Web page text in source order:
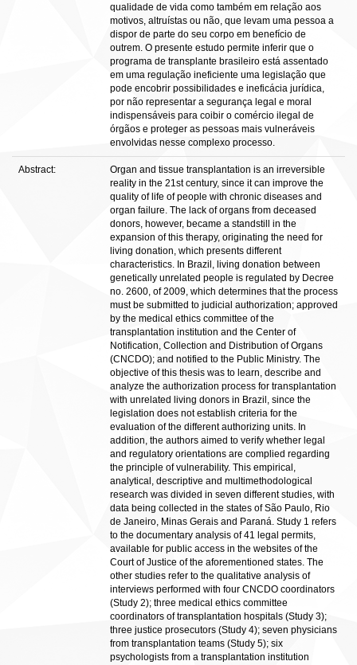
qualidade de vida como também em relação aos
motivos, altruístas ou não, que levam uma pessoa a
dispor de parte do seu corpo em benefício de
outrem. O presente estudo permite inferir que o
programa de transplante brasileiro está assentado
em uma regulação ineficiente uma legislação que
pode encobrir possibilidades e ineficácia jurídica,
por não representar a segurança legal e moral
indispensáveis para coibir o comércio ilegal de
órgãos e proteger as pessoas mais vulneráveis
envolvidas nesse complexo processo.
Abstract:
Organ and tissue transplantation is an irreversible
reality in the 21st century, since it can improve the
quality of life of people with chronic diseases and
organ failure. The lack of organs from deceased
donors, however, became a standstill in the
expansion of this therapy, originating the need for
living donation, which presents different
characteristics. In Brazil, living donation between
genetically unrelated people is regulated by Decree
no. 2600, of 2009, which determines that the process
must be submitted to judicial authorization; approved
by the medical ethics committee of the
transplantation institution and the Center of
Notification, Collection and Distribution of Organs
(CNCDO); and notified to the Public Ministry. The
objective of this thesis was to learn, describe and
analyze the authorization process for transplantation
with unrelated living donors in Brazil, since the
legislation does not establish criteria for the
evaluation of the different authorizing units. In
addition, the authors aimed to verify whether legal
and regulatory orientations are complied regarding
the principle of vulnerability. This empirical,
analytical, descriptive and multimethodological
research was divided in seven different studies, with
data being collected in the states of São Paulo, Rio
de Janeiro, Minas Gerais and Paraná. Study 1 refers
to the documentary analysis of 41 legal permits,
available for public access in the websites of the
Court of Justice of the aforementioned states. The
other studies refer to the qualitative analysis of
interviews performed with four CNCDO coordinators
(Study 2); three medical ethics committee
coordinators of transplantation hospitals (Study 3);
three justice prosecutors (Study 4); seven physicians
from transplantation teams (Study 5); six
psychologists from a transplantation institution